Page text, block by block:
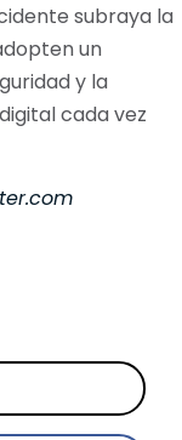
subraya la
un
y la
cada vez